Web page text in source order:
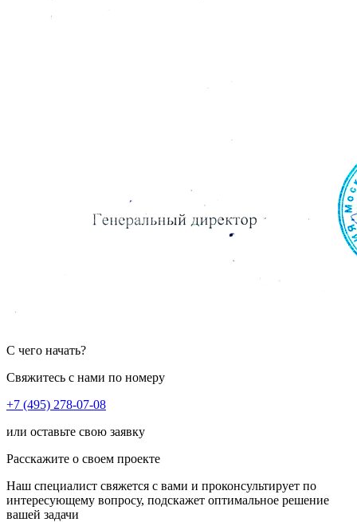
С чего начать?
Свяжитесь с нами по номеру
+7 (495) 278-07-08
или оставьте свою заявку
Расскажите о своем проекте
Наш специалист свяжется с вами и проконсультирует по
интересующему вопросу, подскажет оптимальное решение
вашей задачи